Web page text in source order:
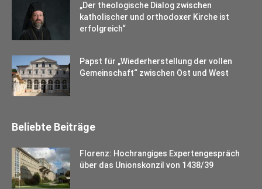
„Der theologische Dialog zwischen
katholischer und orthodoxer Kirche ist
erfolgreich“
Papst für „Wiederherstellung der vollen
Gemeinschaft“ zwischen Ost und West
Beliebte Beiträge
Florenz: Hochrangiges Expertengespräch
über das Unionskonzil von 1438/39